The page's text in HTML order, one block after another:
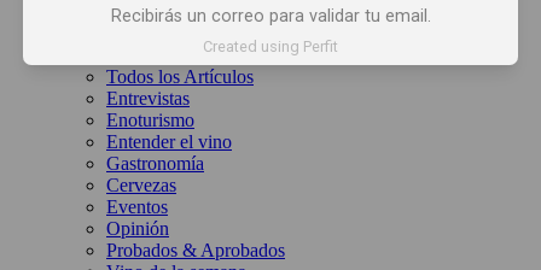
Inicio
Todos los Artículos
Entrevistas
Enoturismo
Entender el vino
Gastronomía
Cervezas
Eventos
Opinión
Probados & Aprobados
Recibirás un correo para validar tu email.
Created using Perfit